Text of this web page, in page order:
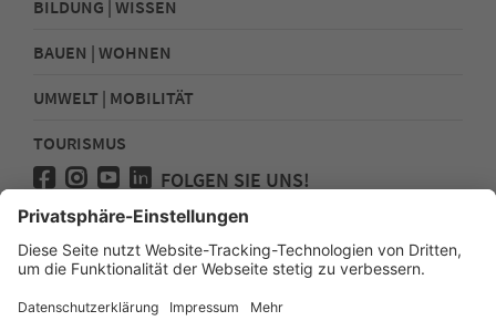
BILDUNG | WISSEN
BAUEN | WOHNEN
UMWELT | MOBILITÄT
TOURISMUS
FOLGEN SIE UNS!
Presse
Kontakt
Impressum